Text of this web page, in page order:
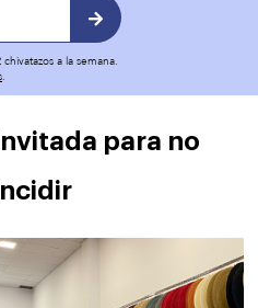
a la semana.
.
para no